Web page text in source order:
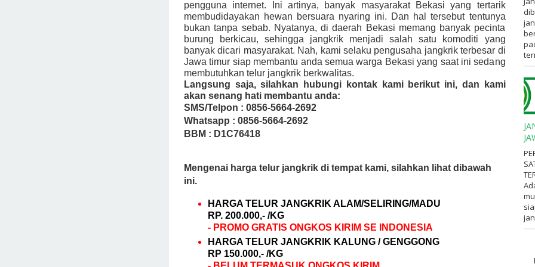
pengguna internet. Ini artinya, banyak masyarakat Bekasi yang tertarik
membudidayakan hewan bersuara nyaring ini. Dan hal tersebut tentunya
bukan tanpa sebab. Nyatanya, di daerah Bekasi memang banyak pecinta
burung berkicau, sehingga jangkrik menjadi salah satu komoditi yang
banyak dicari masyarakat. Nah, kami selaku pengusaha jangkrik terbesar di
Jawa timur siap membantu anda semua warga Bekasi yang saat ini sedang
membutuhkan telur jangkrik berkwalitas.
Langsung saja, silahkan hubungi kontak kami berikut ini, dan kami
akan senang hati membantu anda:
SMS/Telpon : 0856-5664-2692
Whatsapp : 0856-5664-2692
BBM : D1C76418
Mengenai harga telur jangkrik di tempat kami, silahkan lihat dibawah
ini.
HARGA TELUR JANGKRIK ALAM/SELIRING/MADU
RP. 200.000,- /KG
- PROMO GRATIS ONGKOS KIRIM SE INDONESIA
HARGA TELUR JANGKRIK KALUNG / GENGGONG
RP 150.000,- /KG